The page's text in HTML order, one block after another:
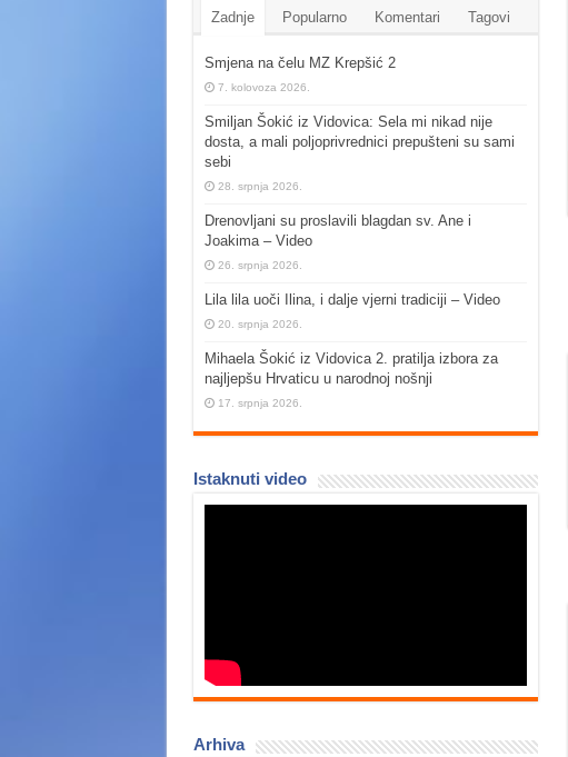
Zadnje Popularno Komentari Tagovi
Smjena na čelu MZ Krepšić 2
7. kolovoza 2026.
Smiljan Šokić iz Vidovica: Sela mi nikad nije
dosta, a mali poljoprivrednici prepušteni su sami
sebi
28. srpnja 2026.
Drenovljani su proslavili blagdan sv. Ane i
Joakima – Video
26. srpnja 2026.
Lila lila uoči Ilina, i dalje vjerni tradiciji – Video
20. srpnja 2026.
Mihaela Šokić iz Vidovica 2. pratilja izbora za
najljepšu Hrvaticu u narodnoj nošnji
17. srpnja 2026.
Istaknuti video
Arhiva